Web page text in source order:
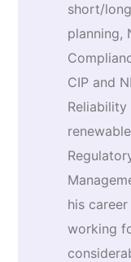
short/
planning,
CIP and
his
working